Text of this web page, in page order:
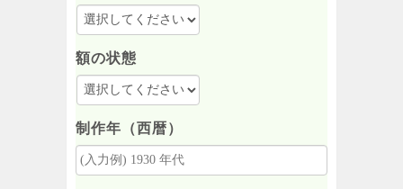
額の状態
制作年（西暦）